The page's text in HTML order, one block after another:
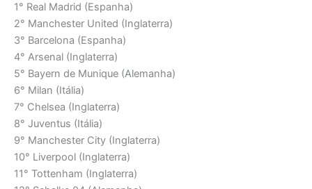
1° Real Madrid (Espanha)
2° Manchester United (Inglaterra)
3° Barcelona (Espanha)
4° Arsenal (Inglaterra)
5° Bayern de Munique (Alemanha)
6° Milan (Itália)
7° Chelsea (Inglaterra)
8° Juventus (Itália)
9° Manchester City (Inglaterra)
10° Liverpool (Inglaterra)
11° Tottenham (Inglaterra)